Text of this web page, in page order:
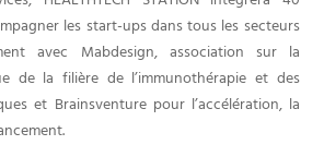
les start-ups dans tous les secteurs
avec Mabdesign, association sur la
de la filière de l’immunothérapie et des
et Brainsventure pour l’accélération, la